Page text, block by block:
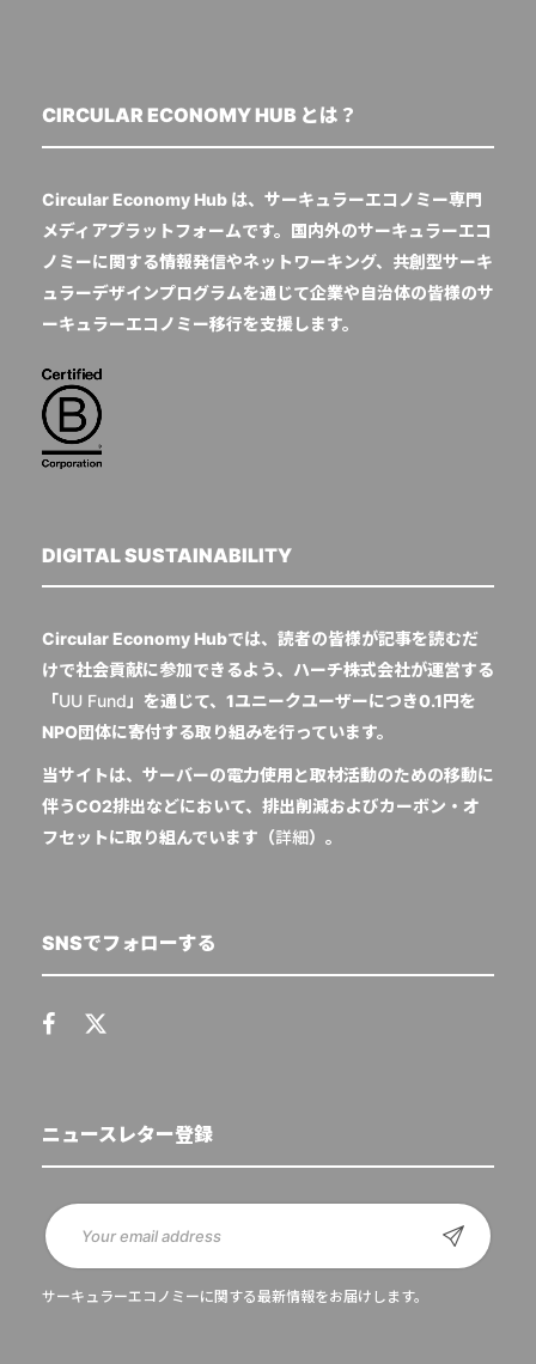
CIRCULAR ECONOMY HUB とは？
Circular Economy Hub は、サーキュラーエコノミー専門
メディアプラットフォームです。国内外のサーキュラーエコ
ノミーに関する情報発信やネットワーキング、共創型サーキ
ュラーデザインプログラムを通じて企業や自治体の皆様のサ
ーキュラーエコノミー移行を支援します。
DIGITAL SUSTAINABILITY
Circular Economy Hubでは、読者の皆様が記事を読むだ
けで社会貢献に参加できるよう、ハーチ株式会社が運営する
「UU Fund 」を通じて、1ユニークユーザーにつき0.1円を
NPO団体に寄付する取り組みを行っています。
当サイトは、サーバーの電力使用と取材活動のための移動に
伴うCO2排出などにおいて、排出削減およびカーボン・オ
フセットに取り組んでいます（詳細）。
SNSでフォローする
ニュースレター登録
サーキュラーエコノミーに関する最新情報をお届けします。